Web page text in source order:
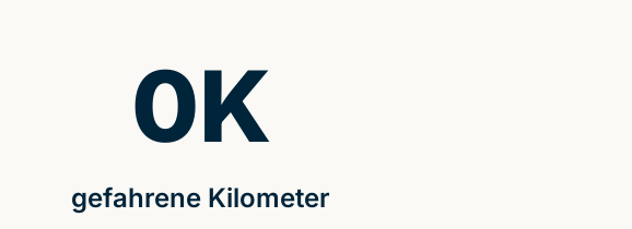
gefahrene Kilometer
0K